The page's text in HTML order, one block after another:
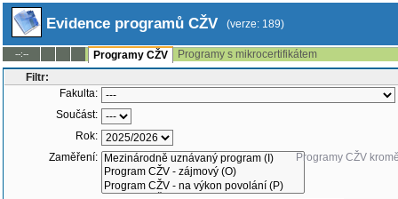
Evidence programů CŽV (verze: 189)
--:-- Programy CŽV
Programy s mikrocertifikátem
Filtr:
Fakulta:
Součást:
Rok:
Zaměření:
Programy CŽV